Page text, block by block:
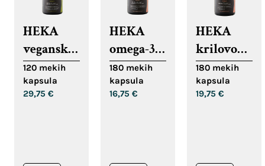
HEKA
veganske
Omega 3
meke
kapsule
120 mekih
kapsula
29,75 €
HEKA
omega-3
iz ribljeg
ulja
180 mekih
kapsula
16,75 €
HEKA
krilovo
ulje,
meke
kapsule
180 mekih
kapsula
19,75 €